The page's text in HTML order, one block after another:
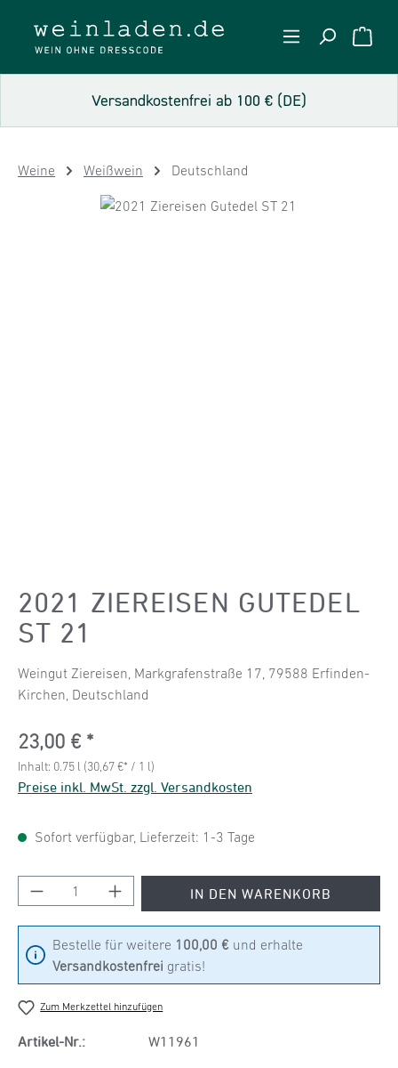
Zum Hauptinhalt springen
Versandkostenfrei ab 100 € (DE)
Weine Weißwein Deutschland
Bildergalerie überspringen
2021 ZIEREISEN GUTEDEL
ST 21
Weingut Ziereisen, Markgrafenstraße 17, 79588 Erfinden-
Kirchen, Deutschland
Regulärer Preis:
23,00 €
Inhalt: 0.75 l (30,67 €* / 1 l)
Preise inkl. MwSt. zzgl. Versandkosten
Sofort verfügbar, Lieferzeit: 1-3 Tage
Produkt Anzahl: Gib den gewünschten Wert
IN DEN WARENKORB
Bestelle für weitere 100,00 € und erhalte
Versandkostenfrei gratis!
Zum Merkzettel hinzufügen
Artikel-Nr.: W11961